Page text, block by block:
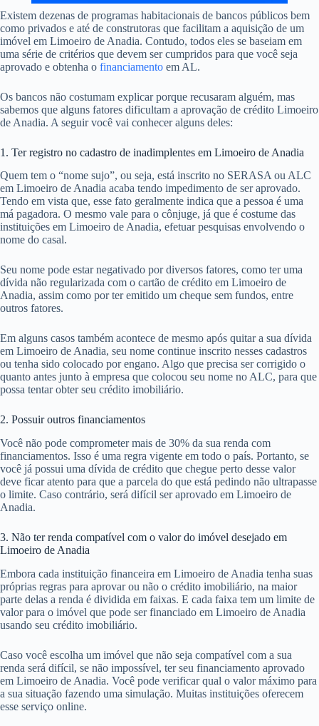
Existem dezenas de programas habitacionais de bancos públicos bem
como privados e até de construtoras que facilitam a aquisição de um
imóvel em Limoeiro de Anadia. Contudo, todos eles se baseiam em
uma série de critérios que devem ser cumpridos para que você seja
aprovado e obtenha o financiamento em AL.
Os bancos não costumam explicar porque recusaram alguém, mas
sabemos que alguns fatores dificultam a aprovação de crédito Limoeiro
de Anadia. A seguir você vai conhecer alguns deles:
1. Ter registro no cadastro de inadimplentes em Limoeiro de Anadia
Quem tem o “nome sujo”, ou seja, está inscrito no SERASA ou ALC
em Limoeiro de Anadia acaba tendo impedimento de ser aprovado.
Tendo em vista que, esse fato geralmente indica que a pessoa é uma
má pagadora. O mesmo vale para o cônjuge, já que é costume das
instituições em Limoeiro de Anadia, efetuar pesquisas envolvendo o
nome do casal.
Seu nome pode estar negativado por diversos fatores, como ter uma
dívida não regularizada com o cartão de crédito em Limoeiro de
Anadia, assim como por ter emitido um cheque sem fundos, entre
outros fatores.
Em alguns casos também acontece de mesmo após quitar a sua dívida
em Limoeiro de Anadia, seu nome continue inscrito nesses cadastros
ou tenha sido colocado por engano. Algo que precisa ser corrigido o
quanto antes junto à empresa que colocou seu nome no ALC, para que
possa tentar obter seu crédito imobiliário.
2. Possuir outros financiamentos
Você não pode comprometer mais de 30% da sua renda com
financiamentos. Isso é uma regra vigente em todo o país. Portanto, se
você já possui uma dívida de crédito que chegue perto desse valor
deve ficar atento para que a parcela do que está pedindo não ultrapasse
o limite. Caso contrário, será difícil ser aprovado em Limoeiro de
Anadia.
3. Não ter renda compatível com o valor do imóvel desejado em
Limoeiro de Anadia
Embora cada instituição financeira em Limoeiro de Anadia tenha suas
próprias regras para aprovar ou não o crédito imobiliário, na maior
parte delas a renda é dividida em faixas. E cada faixa tem um limite de
valor para o imóvel que pode ser financiado em Limoeiro de Anadia
usando seu crédito imobiliário.
Caso você escolha um imóvel que não seja compatível com a sua
renda será difícil, se não impossível, ter seu financiamento aprovado
em Limoeiro de Anadia. Você pode verificar qual o valor máximo para
a sua situação fazendo uma simulação. Muitas instituições oferecem
esse serviço online.